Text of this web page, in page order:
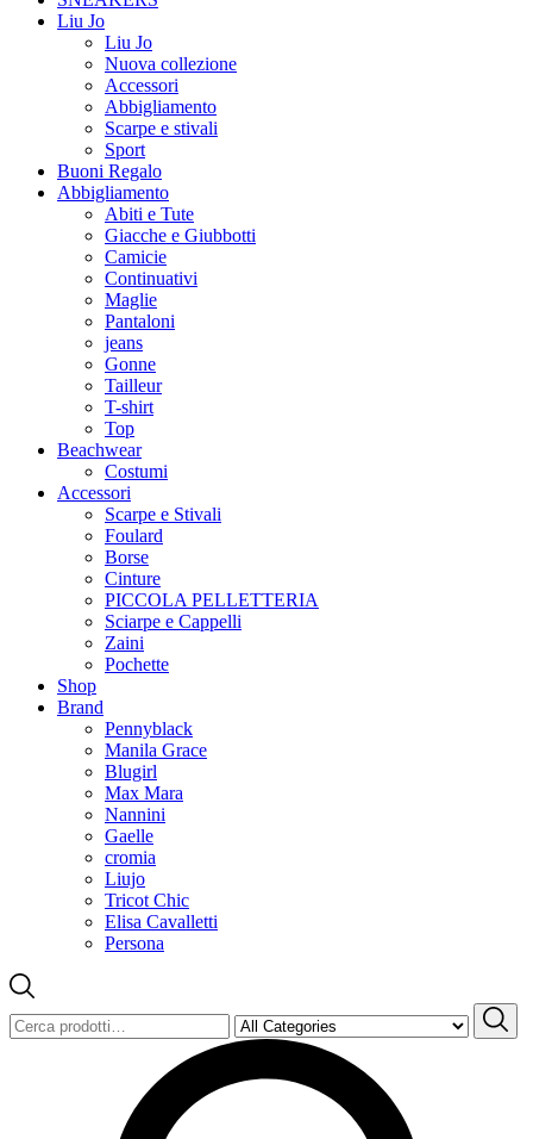
Liu Jo
Liu Jo
Nuova collezione
Accessori
Abbigliamento
Scarpe e stivali
Sport
Buoni Regalo
Abbigliamento
Abiti e Tute
Giacche e Giubbotti
Camicie
Continuativi
Maglie
Pantaloni
jeans
Gonne
Tailleur
T-shirt
Top
Beachwear
Costumi
Accessori
Scarpe e Stivali
Foulard
Borse
Cinture
PICCOLA PELLETTERIA
Sciarpe e Cappelli
Zaini
Pochette
Shop
Brand
Pennyblack
Manila Grace
Blugirl
Max Mara
Nannini
Gaelle
cromia
Liujo
Tricot Chic
Elisa Cavalletti
Persona
Cerca: